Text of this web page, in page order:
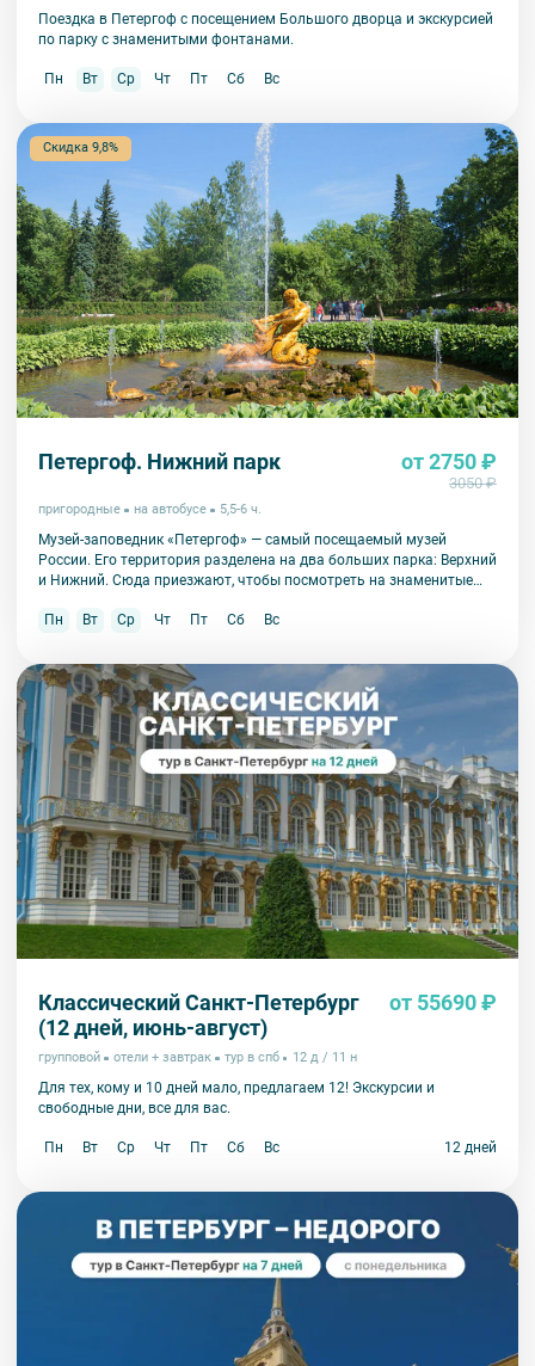
Поездка в Петергоф с посещением Большого дворца и экскурсией
по парку с знаменитыми фонтанами.
Пн Вт Ср Чт Пт Сб Вс
Скидка 9,8%
Петергоф. Нижний парк от 2750 ₽
3050 ₽
пригородные на автобусе 5,5-6 ч.
Музей-заповедник «Петергоф» — самый посещаемый музей
России. Его территория разделена на два больших парка: Верхний
и Нижний. Сюда приезжают, чтобы посмотреть на знаменитые
Пн
Вт Ср Чт Пт Сб Вс
Классический Санкт-Петербург
(12 дней, июнь-август)
от 55690 ₽
групповой отели + завтрак тур в спб 12 д / 11 н
Для тех, кому и 10 дней мало, предлагаем 12! Экскурсии и
свободные дни, все для вас.
Пн Вт Ср Чт Пт Сб Вс 12 дней